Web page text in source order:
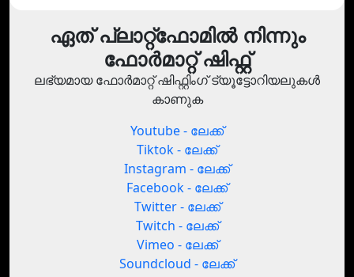
ഏത് പ്ലാറ്റ്‌ഫോമിൽ നിന്നും
ഫോർമാറ്റ് ഷിഫ്റ്റ്
ലഭ്യമായ ഫോർമാറ്റ് ഷിഫ്റ്റിംഗ് ട്യൂട്ടോറിയലുകൾ
കാണുക
Youtube - ലേക്ക്
Tiktok - ലേക്ക്
Instagram - ലേക്ക്
Facebook - ലേക്ക്
Twitter - ലേക്ക്
Twitch - ലേക്ക്
Vimeo - ലേക്ക്
Soundcloud - ലേക്ക്